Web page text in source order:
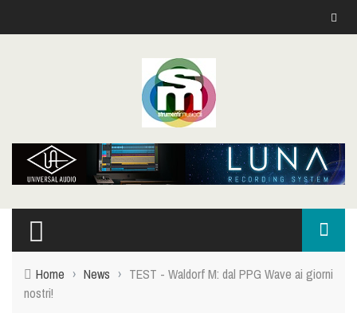
Home › News › TEST - Waldorf M: dal PPG Wave ai giorni
nostri!